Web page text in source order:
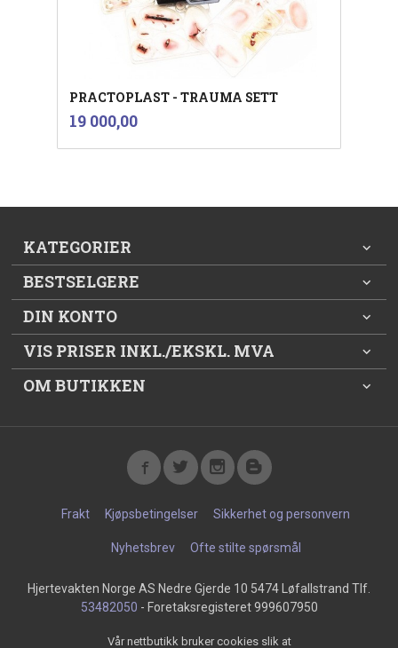
PRACTOPLAST - TRAUMA SETT
Pris
19 000,00mva.
KATEGORIER
BESTSELGERE
DIN KONTO
VIS PRISER INKL./EKSKL. MVA
OM BUTIKKEN
Frakt Kjøpsbetingelser Sikkerhet og personvern
Nyhetsbrev Ofte stilte spørsmål
Hjertevakten Norge AS Nedre Gjerde 10 5474 Løfallstrand Tlf.
53482050 - Foretaksregisteret 999607950
Vår nettbutikk bruker cookies slik at